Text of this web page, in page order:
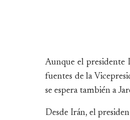
Aunque el presidente
fuentes de la
se espera también a
Desde Irán, el